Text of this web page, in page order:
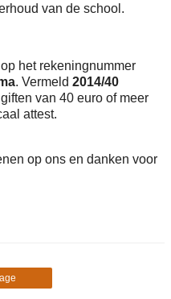
van de school.
het rekeningnummer
. Vermeld 2014/40
van 40 euro of meer
attest.
op ons en danken voor